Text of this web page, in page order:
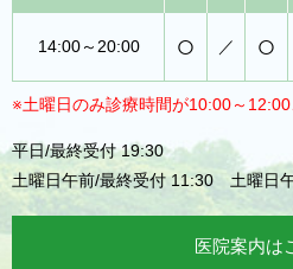
14:00～20:00 ○ ／ ○
※土曜日のみ診療時間が10:00～12:00
平日/最終受付 19:30
土曜日午前/最終受付 11:30 土曜日
医院案内は